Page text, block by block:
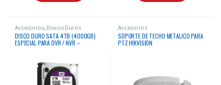
Accesorios, Discos Duros
DISCO DURO SATA 4TB (4000GB)
ESPECIAL PARA DVR / NVR –
Accesorios
SOPORTE DE TECHO METALICO PARA
PTZ HIKVISION